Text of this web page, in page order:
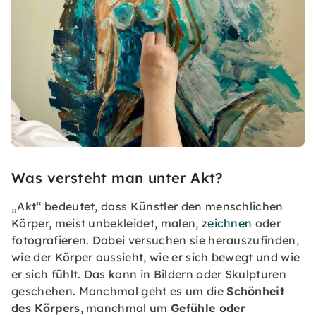
Was versteht man unter Akt?
„Akt“ bedeutet, dass Künstler den menschlichen
Körper, meist unbekleidet, malen, zeichnen oder
fotografieren. Dabei versuchen sie herauszufinden,
wie der Körper aussieht, wie er sich bewegt und wie
er sich fühlt. Das kann in Bildern oder Skulpturen
geschehen. Manchmal geht es um dieSchönheit
des Körpers, manchmal umGefühle oder